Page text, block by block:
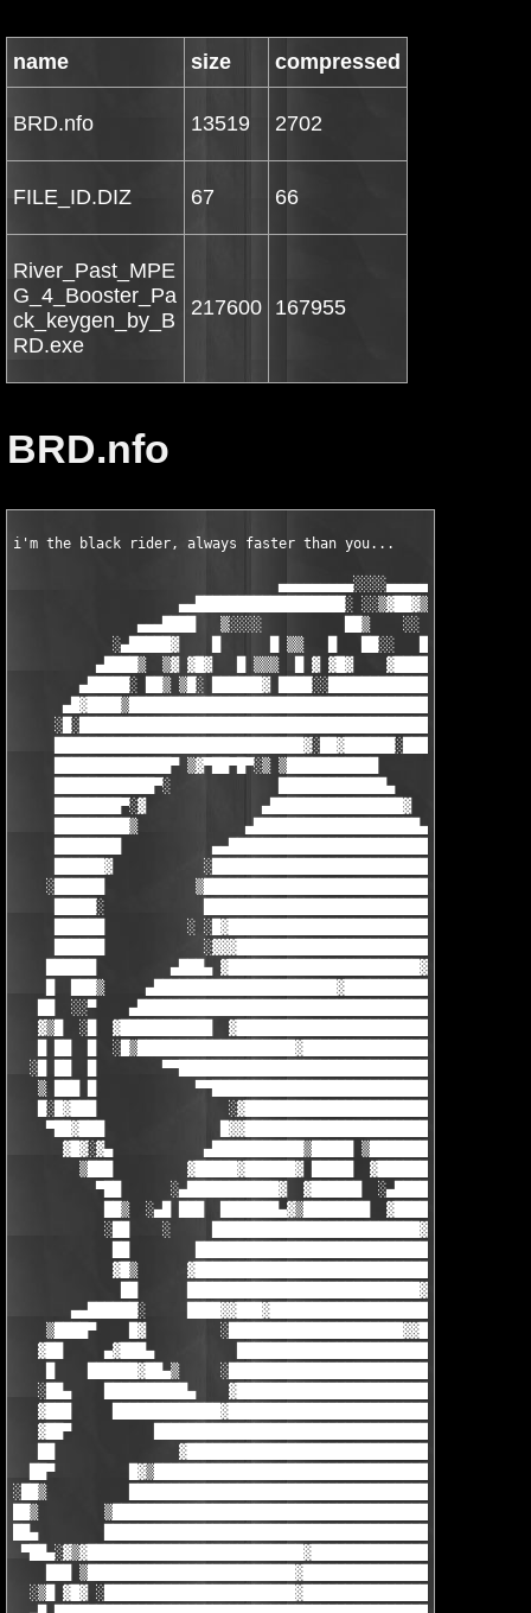
name size compressed
BRD.nfo 13519 2702
FILE_ID.DIZ 67 66
River_Past_MPE
G_4_Booster_Pa
ck_keygen_by_B
RD.exe
217600 167955
BRD.nfo
i'm the black rider, always faster than you...

                                ▄▄▄▄▄▄▄▄▄░░░░▄▄▄▄▄                              
                    ▄▄██████████████████░ ░░▒▓██▓▒▓█▓░▄                         
               ▄▄▄████   ▒░░░░          ██▒    ░░     ███▒▄                     
            ░▄█████▓    █      █ ▒▒   █   ██░░   █░██     ▓█▒▄                  
          ▄████▒  ▒▓ ▓█▓   █ ▒▒▒  █ ▓ ▓█▓    ▓████ ▓██████░ ███▄▄               
        ▄█████░ ██▒ ▒█░ ██████▓ ████░░████████████▓ ██████████████▄             
      ▄█▓████▒███████████████████████████████████████████████▓▓█████░           
     ░█░█████████████████████████████████████████████████████████████           
     ██████████████████████████████▓░██▓██████░██████▓█████████████▓█           
     ██████████████▀ ▒▓▀██▀█▀░▒ ▒███████████           ▀▀██▀█████████▓          
     ████████████▀░             █████████████▄               ▓████████          
     ████████▀░▓              ▄████████████████▓              ░▓██▓▓██          
     █████████▒             ▄████████████████████▄░             ▓████           
     ████████           ▄▄████████████████████████▓░           ▓██████          
     ██████▓           ░████████████████████████████░           ██████          
    ░██████           ▒████████████████████████████▓            █████▓          
     █████░            ████████████████████████████▄░▓▓▓▒       ▀████░          
     ██████          ░ ░█▓████████████████████████████░          ███▒           
     ██████            ░▓▓▓███████████████████████░              ░██            
    ██████         ▄███▄ ▓███████████████████████▓ ▄██████▄▄      ▒█▒           
    █  ███▒     ▄██████████████████████▓█████████████████████     █████▄        
   ██  ░░▀    ▄███████████████████████████████████████████████▄   ▓█ ░███▄      
   ▓▒█  ░█  ▓███████████  ▓███████████████████████ ░▀███████████ ░█░ ░██▒█      
   █ ██  █  ░█▒███████████████████▓██████████████████████████▀▀▒ ▒█ ▒█▒███      
  ░█ ██  █        ▀▀██████████████████████████████████▀▀         ░█ ██ █        
   ▒ ███ █            ▀▀██████████████████████████▀              ▓█ ████        
   █░█▓███                ░▓███████████████████████▄▄           ▓█ ░█░█         
    ▀██▓███              █▓▓████████████████████████████▓      ███ ███▒         
      ▓█▓░▓▄           ▄███████████▒█████ ▒██████████████      ▒▒███            
        ▒███         ▓█████▓██████▓ █████  ▓███████████ ▒█      ███             
          ▀██      ░▄███████████▓  ▓██████  ░▄████████▒██▓▒█░  ▒█▒█▒            
           ██▒  ░▄█ ███  ███████▄▓▒████████  ▓█████▓█░   ███▒   ███░            
           ░██    ░     █████████████████████████▓████▓  ░     ▒███             
            ██        ██████████████████████████████████        ███▓            
            ▓█▒      ▓██████████████████████████████████        ███▓▄           
             ██      ████████████████████████████▓███████       █████████▓▄░░   
       ▄▄██████░     ████▓▓███▓█████████████████████▓ ██░       ████ ░█████▓█░  
    ▒████▀    █▓         ░█████████████████████▓▓███▒          ████▒     ▀██▒   
   ▓██     ▄▓███▄          ███████████████████████████       ░█████████   ▓█▓   
    █    ██████▓██▄▒     ░████████████████████████████     ▓▄█████████    ██  ▒ 
   ░██▄    ██████████▄    ▓███████████████████████████░▄▄████████████▒    ██  █ 
   ▓███     █████████████▓█████████████████████████████████████████▓     ▒██ ▒▒ 
   ▓██▀          ████████████████████████████████████████████▓▒           ████  
   ██               ▓████████████████████████████████████████▄            ██    
  ██▀         █▓▒████████████████████████████████████████████████▄        ██    
░██▒          █████████████████████████████████████████████████████▓      ███   
██▒        ▒███████████████████████████████████████████▓▓█████████▒ █░    ░███▒ 
██▄        ███████████████████████████████████████████████████████▓ █     ▄█████
 ▀██▄░▓▒▓██████████████████████████▓█████████████████████████████████ █  ▒█ ░  █
    ███ ▒█████████████████████████▓████████████████████▓████████████ ▓░▄██     ▀
  ░▒█ ▓█▓ ░███████████████████████▓███████████████████████████████████████      
  ▄█ ████████████████████████████████████████████████████████████████████  ▓    
 ▄██████████████████████████████████████████████████████████████████████ ███   ▀
██████████████████████████████████████████████████████████████████████████▓█░  █
███████████████████████████████████████████████████████████████████████████████▓
████████████████████████████████████████████████████████████████████████████████
███████████▄██████████████▀▀▀████████▀▄███████████████████████████████████▀  ▀▓█
███▀ ▄ ▀███████████████▀ ▄▄▓ ████▓▀  ▀██████████████████████▄█████▀░█████▓    ▓
░██ ▀▓▀ █▓▀▀▀▀██▀▀▓██▀ ▄████  ███           ░▀██▓▀▀███▀▀▀███▀▀▀▀▓█  ░████░     █
 █░      ▀■.       ▀   █████   █▓            ░█▓░   ▀         .■▀    ░██▀
         ▄▄▄       ▓   █████   ▓               ■                ▄▄█   ▄         
       ▄████           █████   █                             ░▄████             
       █████           █████                                 ▄████▓             
       █████           █████            ▄                    █████░             
       █████▓ ██▒      █████       ▄██▄▄         ▄██████▄    █████    ▄█░       
       ███████████▓    █████      ████████▄     ▄█████████   █████  ▄███        
       ██████ █████    ████▓     ███▓███████   ███████████▒  █████  ████        
       █████░ ▒████    ████▒    ████   █████   █████  ███▓   █████  ██▒         
       █████   ████    ████     ████   █████   █████         █████ ███          
       █████   ████    ████     ████  ██████   █████         █████ █████▄       
       ██████▄░████    ████▓▄   ████▄██ ████   ██████▄  ▄█   █████████████      
       ███████████     ███████  █████▀  ████    █████████    █████▓  █████      
       ████▀  ▀██       ▀███▀   ████   █████     ▀█████▓     █████    ███       
       █▀                 █       ▀    ▓▀                    █▀▀       █        
                ▄██▓              ▄▓█                                           
               ▄█████           ▄████                                           
▓█ ▓████████▓  ▓█████  ▓█████▓  █████  ▓████████████████████████████████████▓ █▓
                ████            █████                                           
                                █████                                           
   ████ ▄████    ▄▄██      ▄████████▓    ▄████████    ████ ░▄███   ▄▄████████▄  
   ████ ████  ▄██████     ██████████▓   ▓██████████   ████▄▄███   ████▓██████▀  
   ████████▀  ███████    ████   ████▒   ████  ████▓   ███████▀   ▄████▀         
   █████   ░    █████    ████  █████▒   ████▄  ███░   █████   ░  ▒█████████▄▄▄  
   ████▓        █████   ▒████ ▓█████▒   ████▓█████    ████▓     ▒ █████████████ 
   █████    ▒   █████ ▓ ▒████ █ ████▓   ████▓       ▓ █████        ▀▀▀█████████ 
▒  ███████  ▓▒  █████ █ ░█████  █████ ▄ █████▄  ▄█  █ ███████   ▓ ▄      ▀████▀ 
█  ██████▀  ▓▓▓ █████ █  ████   █████ ▓ ▓████████  ██ ██████▒  ▓▓ ███████████▀  
██  ▀████   ███ █████ ██ ██▀  █ ▀████ █▄ ░▀████▀  ███  ▀████   ██ ░▀███████▀    
████▄▄▄▄▄▄█████▄▄▄▄▄▄▄██▄▄▄▄████▄▄▄▄▄▄██▓ ▄▄▄▄▄▄▄██████▄▄▄▄▄▄████▓▄▄▄▄▄▄▄▄▄▄▄▄▓
████████████████████████████████████████████████████████████████████████████████
▀██████████████████████████████████████████████████████████████████████████▀▀▀▀█
   ▀███████████████████████████████████████████████████████████████████▀
    ██▀▄███████████████████▀▀▀▀▀▀███▀▀  ▀▀▀▀███████▀▀█████████████████▀|
     ▄ ▀ ▀▀▀▀▀██████▀▀▀▀          ▀▌          ▀█▀▀        ▀▀▀████▀▀▀   ▀
                ▀█▀                            ▀              ██    jer^dfs     
                 ▀                             ▀              ▐▌       
           	 ▀            River Past MPEG-4 Booster Pack 2.2.6           ▄      
                                

           	Cracked by...: BRD Cult     Size.....: 01         
           	Suplied......: BRD Cult     Date.....: 03/09/2007        
           	Packaged.....: BRD Cult     Type.....: Keygen
           	Protection...: Serial    Os.......: WinAll           
           
                                                      
 
      ▄▄              ▄   ▄▄▄▄     ▄                       ▄
  ▄██████▄▄▄▄▄ ▀▀   ▄███ ▀▀████▄▄▄███▄▄▄▄▄▄▄   ▀ ▄    ▄▄▄ ██▄▄   ▄▓█████▄██████▀
   ▀█████████▀██▄█▄██████▓█████████████▓▓████ ████▄▀████████████▀▀█████████▓██▀
▀██████████████████████████████████████████████████████████████████████████▀▀▀▀█
   ▀███████████████████████████████████████████████████████████████████▀
    ██▀▄███████████████████▀▀▀▀▀▀███▀▀  ▀▀▀▀███████▀▀█████████████████▀|
     ▄ ▀ ▀▀▀▀▀██████▀▀▀▀          ▀▌          ▀█▀▀        ▀▀▀████▀▀▀   ▀
                ▀█▀                            ▀              ██         
                 ▀                             ▀              ▐▌       
               ▀                  DESCRiPTiON                  ▄        
                                  
        River past MPEG-4 Booster Pack is an add-on pack, which adds the   	
        ability to output MPEG-4 video and audio files to certain River    	
        Past and HeavyMath video software.                                 	
	
          			
        URL: http://www.riverpast.com/

      ▄▄              ▄   ▄▄▄▄     ▄                       ▄
  ▄██████▄▄▄▄▄ ▀▀   ▄███ ▀▀████▄▄▄███▄▄▄▄▄▄▄   ▀ ▄    ▄▄▄ ██▄▄   ▄▓█████▄██████▀
   ▀█████████▀██▄█▄██████▓█████████████▓▓████ ████▄▀████████████▀▀█████████▓██▀
▀██████████████████████████████████████████████████████████████████████████▀▀▀▀█
   ▀███████████████████████████████████████████████████████████████████▀
    ██▀▄███████████████████▀▀▀▀▀▀███▀▀  ▀▀▀▀███████▀▀█████████████████▀|
     ▄ ▀ ▀▀▀▀▀██████▀▀▀▀          ▀▌          ▀█▀▀        ▀▀▀████▀▀▀   ▀
                ▀█▀                            ▀              ██         
                 ▀                             ▀              ▐▌       
               ▀                iNSTALL NOTES